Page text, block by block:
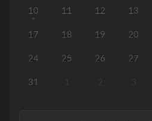
10 11 12 13
17 18 19 20
24 25 26 27
31